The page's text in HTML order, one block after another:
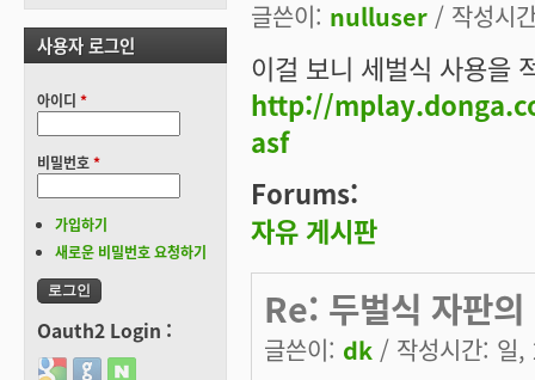
글쓴이: nulluser / 작성시
이걸 보니 세벌식 사용을
http://
asf
Forums:
자유 게시판
Re: 두벌식 자판의
글쓴이: dk / 작성시간: 일
사용자 로그인
아이디 *
비밀번호*
가입하기
새로운 비밀번호 요청하기
Oauth2 Login :
Login with Google
Login with GitHub
Login with Naver